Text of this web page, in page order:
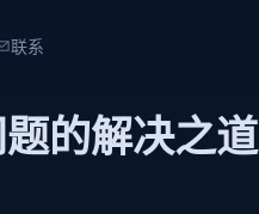
联系
的解决之道